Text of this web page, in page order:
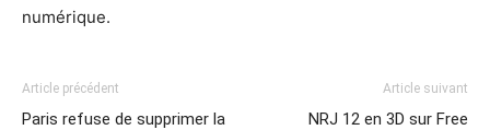
numérique.
Article précédent
Paris refuse de supprimer la
Article suivant
NRJ 12 en 3D sur Free